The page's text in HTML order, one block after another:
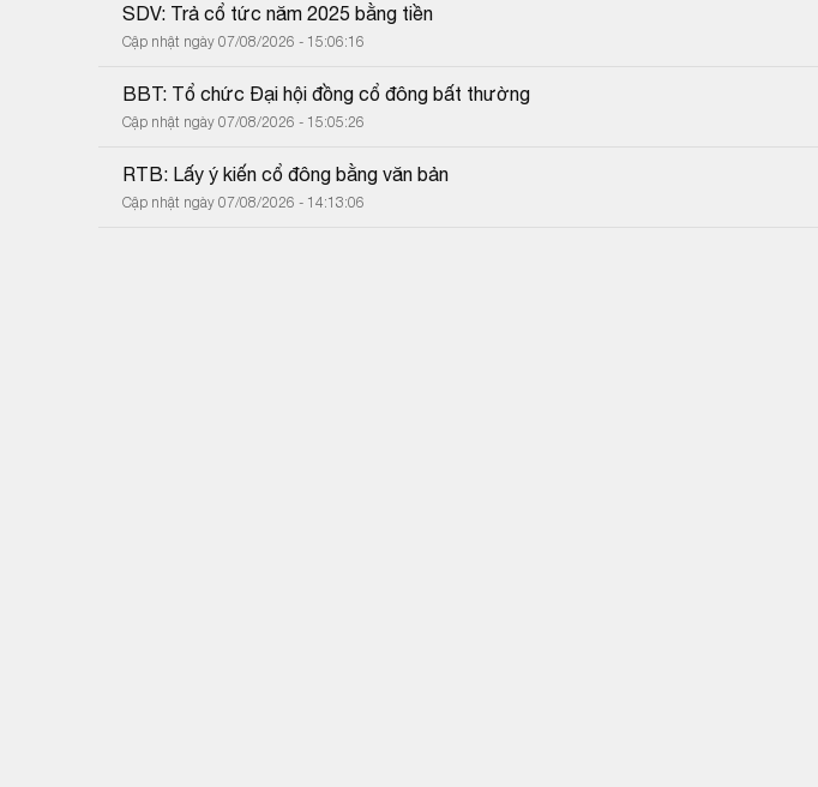
SDV: Trả cổ tức năm 2025 bằng tiền
Cập nhật ngày 07/08/2026 - 15:06:16
BBT: Tổ chức Đại hội đồng cổ đông bất thường
Cập nhật ngày 07/08/2026 - 15:05:26
RTB: Lấy ý kiến cổ đông bằng văn bản
Cập nhật ngày 07/08/2026 - 14:13:06